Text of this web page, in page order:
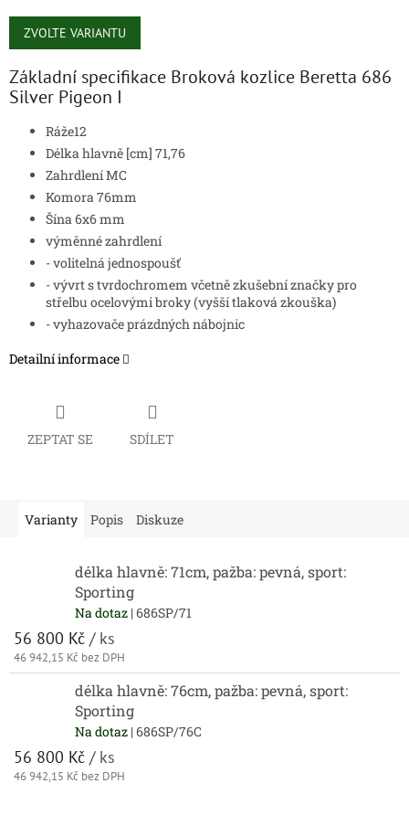
Měrná
cena:
ZVOLTE VARIANTU
Základní specifikace Broková kozlice Beretta 686
Silver Pigeon I
Ráže12
Délka hlavně [cm] 71,76
Zahrdlení MC
Komora 76mm
Šína 6x6 mm
výměnné zahrdlení
- volitelná jednospoušť
- vývrt s tvrdochromem včetně zkušební značky pro
střelbu ocelovými broky (vyšší tlaková zkouška)
- vyhazovače prázdných nábojnic
Detailní informace
ZEPTAT SE SDÍLET
Varianty Popis Diskuze
délka hlavně: 71cm, pažba: pevná, sport:
Sporting
Na dotaz | 686SP/71
56 800 Kč / ks
46 942,15 Kč bez DPH
délka hlavně: 76cm, pažba: pevná, sport:
Sporting
Na dotaz | 686SP/76C
56 800 Kč / ks
46 942,15 Kč bez DPH